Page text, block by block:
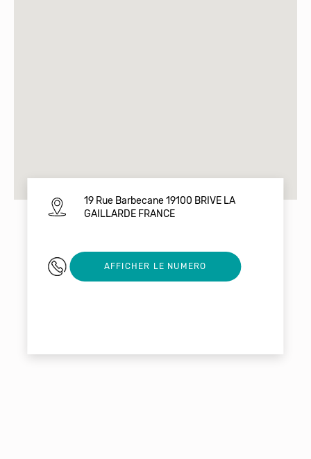
19 Rue Barbecane 19100 BRIVE LA
GAILLARDE FRANCE
0644068343
AFFICHER LE NUMERO